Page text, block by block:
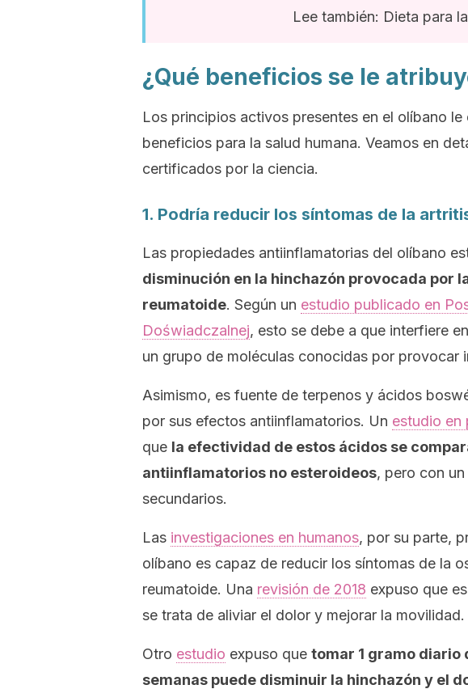
Lee también: Dieta para
¿Qué beneficios se le
Los principios activos presentes en el olíbano le
beneficios para la salud humana. Veamos en
certificados por la ciencia.
1. Podría reducir los síntomas de la
Las propiedades antiinflamatorias del olíbano
disminución en la hinchazón provocada por
reumatoide. Según un estudio publicado en
Doświadczalnej, esto se debe a que interfiere
un grupo de moléculas conocidas por provocar
Asimismo, es fuente de terpenos y ácidos
por sus efectos antiinflamatorios. Un estudio en
que la efectividad de estos ácidos se
antiinflamatorios no esteroideos, pero con
secundarios.
Las investigaciones en humanos, por su parte,
olíbano es capaz de reducir los síntomas de la
reumatoide. Una revisión de 2018 expuso que
se trata de aliviar el dolor y mejorar la movilidad.
Otro estudio expuso que tomar 1 gramo diario
semanas puede disminuir la hinchazón y el